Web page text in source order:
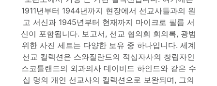
1911년부터 1944년까지 현장에서 선교사들과의 원
고 서신과 1945년부터 현재까지 마이크로 필름 서
신이 포함됩니다. 보고서, 선교 협의회 회의록, 광범
위한 사진 세트는 다양한 보유 중 하나입니다. 세계
선교 컬렉션은 스와질란드의 적십자사의 창립자인
스코틀랜드의 외과의사 데이비드 하인드와 같은 수
십 명의 개인 선교사의 컬렉션으로 보완되며, 그의